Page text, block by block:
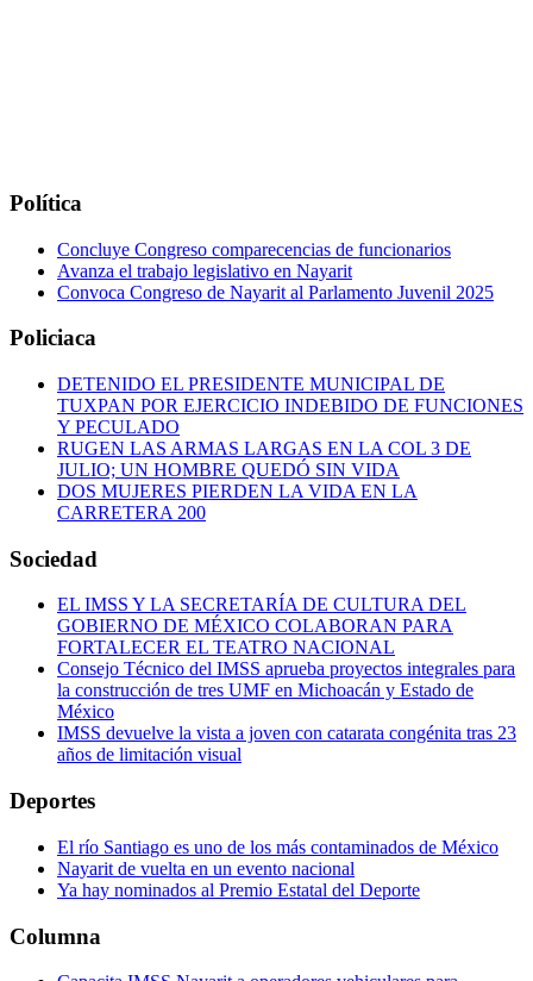
Política
Concluye Congreso comparecencias de funcionarios
Avanza el trabajo legislativo en Nayarit
Convoca Congreso de Nayarit al Parlamento Juvenil 2025
Policiaca
DETENIDO EL PRESIDENTE MUNICIPAL DE
TUXPAN POR EJERCICIO INDEBIDO DE FUNCIONES
Y PECULADO
RUGEN LAS ARMAS LARGAS EN LA COL 3 DE
JULIO; UN HOMBRE QUEDÓ SIN VIDA
DOS MUJERES PIERDEN LA VIDA EN LA
CARRETERA 200
Sociedad
EL IMSS Y LA SECRETARÍA DE CULTURA DEL
GOBIERNO DE MÉXICO COLABORAN PARA
FORTALECER EL TEATRO NACIONAL
Consejo Técnico del IMSS aprueba proyectos integrales para
la construcción de tres UMF en Michoacán y Estado de
México
IMSS devuelve la vista a joven con catarata congénita tras 23
años de limitación visual
Deportes
El río Santiago es uno de los más contaminados de México
Nayarit de vuelta en un evento nacional
Ya hay nominados al Premio Estatal del Deporte
Columna